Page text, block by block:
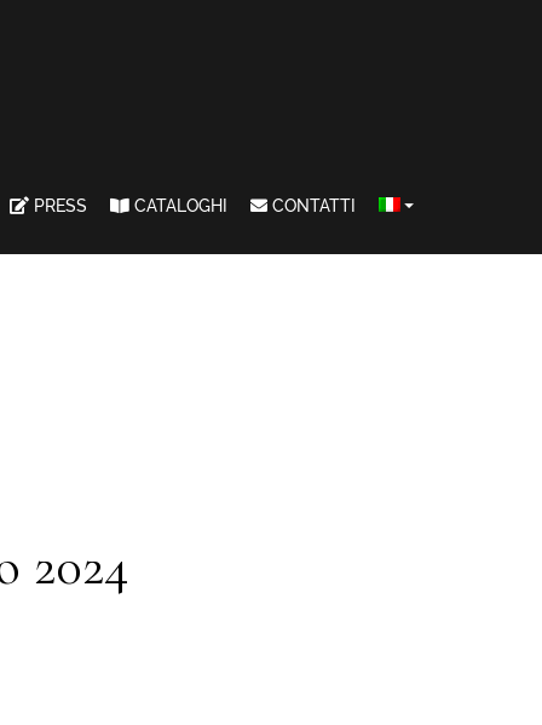
PRESS CATALOGHI CONTATTI
2024